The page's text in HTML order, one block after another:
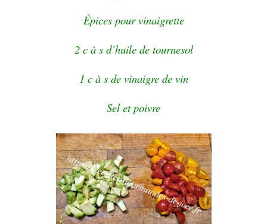
Épices pour vinaigrette
2 c à s d’huile de tournesol
1 c à s de vinaigre de vin
Sel et poivre